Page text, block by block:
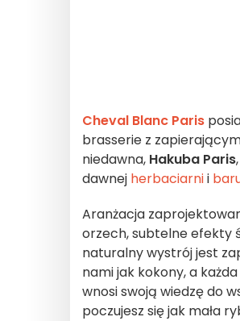
Cheval Blanc Paris
brasserie z
niedawna, Hakuba Paris,
dawnej herbaciarnii
Aranżacja
orzech, subtelne efekty
naturalny wystrój jest
nami jak kokony, a
wnosi swoją wiedzę do
poczujesz się jak mała